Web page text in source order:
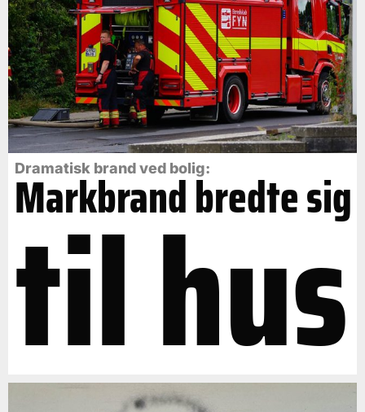
Dramatisk brand ved bolig:
Markbrand bredte sig
til hus